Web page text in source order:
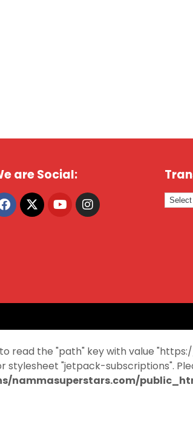
are Social:
read the "path" key with value
"jetpack-subscriptions".
nammasuperstars.com/